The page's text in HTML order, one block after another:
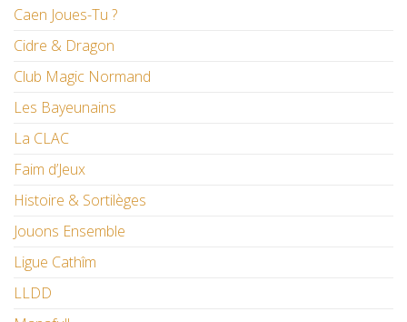
Caen Joues-Tu ?
Cidre & Dragon
Club Magic Normand
Les Bayeunains
La CLAC
Faim d’Jeux
Histoire & Sortilèges
Jouons Ensemble
Ligue Cathîm
LLDD